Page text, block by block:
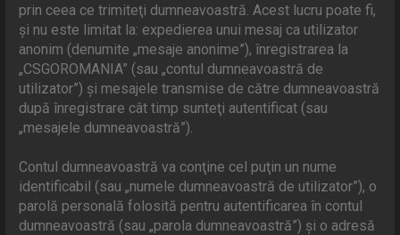
prin ceea ce trimiteţi dumneavoastră. Acest lucru poate fi,
şi nu este limitat la: expedierea unui mesaj ca utilizator
anonim (denumite „mesaje anonime”), înregistrarea la
„CSGOROMANIA” (sau „contul dumneavoastră de
utilizator”) şi mesajele transmise de către dumneavoastră
după înregistrare cât timp sunteţi autentificat (sau
„mesajele dumneavoastră”).
Contul dumneavoastră va conţine cel puţin un nume
identificabil (sau „numele dumneavoastră de utilizator”), o
parolă personală folosită pentru autentificarea în contul
dumneavoastră (sau „parola dumneavoastră”) şi o adresă